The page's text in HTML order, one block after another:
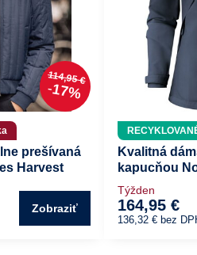
114,95 €
17%
prešívaná
Harvest
Zobraziť
Kvalitná
kapucňou
Týžden
164,95 €
136,32 € bez